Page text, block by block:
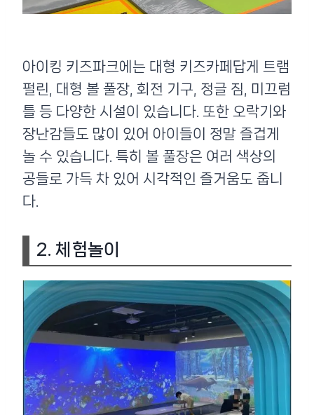
아이킹 키즈파크에는 대형 키즈카페답게 트램
펄린, 대형 볼 풀장, 회전 기구, 정글 짐, 미끄럼
틀 등 다양한 시설이 있습니다. 또한 오락기와
장난감들도 많이 있어 아이들이 정말 즐겁게
놀 수 있습니다. 특히 볼 풀장은 여러 색상의
공들로 가득 차 있어 시각적인 즐거움도 줍니
다.
2. 체험놀이